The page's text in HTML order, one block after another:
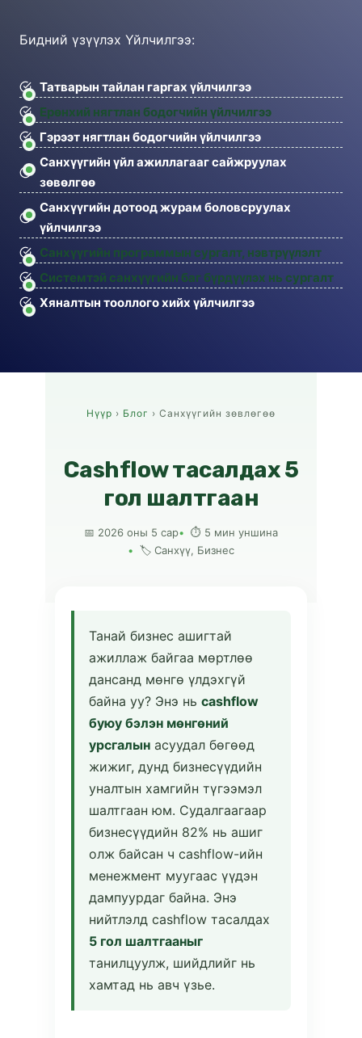
Бидний үзүүлэх Үйлчилгээ:
Татварын тайлан гаргах үйлчилгээ
Ерөнхий нягтлан бодогчийн үйлчилгээ
Гэрээт нягтлан бодогчийн үйлчилгээ
Санхүүгийн үйл ажиллагааг сайжруулах
зөвөлгөө
Санхүүгийн дотоод журам боловсруулах
үйлчилгээ
Санхүүгийн программын сургалт, нэвтрүүлэлт
Системтэй санхүүгийн баг бүрдүүлэх нь сургалт
Хяналтын тооллого хийх үйлчилгээ
Нүүр › Блог › Санхүүгийн зөвлөгөө
Cashflow тасалдах 5
гол шалтгаан
📅 2026 оны 5 сар
⏱ 5 мин уншина
🏷 Санхүү, Бизнес
Танай бизнес ашигтай
ажиллаж байгаа мөртлөө
дансанд мөнгө үлдэхгүй
байна уу? Энэ нь cashflow
буюу бэлэн мөнгөний
урсгалын асуудал бөгөөд
жижиг, дунд бизнесүүдийн
уналтын хамгийн түгээмэл
шалтгаан юм. Судалгаагаар
бизнесүүдийн 82% нь ашиг
олж байсан ч cashflow-ийн
менежмент муугаас үүдэн
дампуурдаг байна. Энэ
нийтлэлд cashflow тасалдах
5 гол шалтгааныг
танилцуулж, шийдлийг нь
хамтад нь авч үзье.